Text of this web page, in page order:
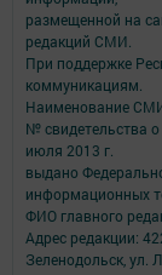
размещенной на
редакций СМИ.
При поддержке
коммуникациям.
Наименование
№ свидетельства
июля 2013 г.
выдано
информационных
ФИО главного
Адрес редакции:
Зеленодольск, ул.